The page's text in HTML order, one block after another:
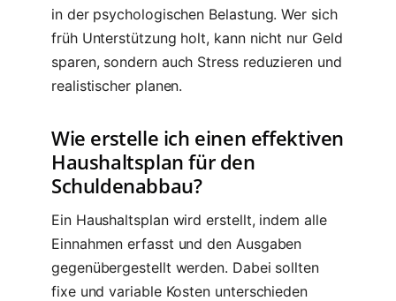
in der psychologischen Belastung. Wer sich
früh Unterstützung holt, kann nicht nur Geld
sparen, sondern auch Stress reduzieren und
realistischer planen.
Wie erstelle ich einen effektiven
Haushaltsplan für den
Schuldenabbau?
Ein Haushaltsplan wird erstellt, indem alle
Einnahmen erfasst und den Ausgaben
gegenübergestellt werden. Dabei sollten
fixe und variable Kosten unterschieden